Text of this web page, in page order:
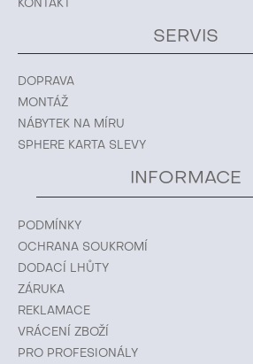
KONTAKT
SERVIS
DOPRAVA
MONTÁŽ
NÁBYTEK NA MÍRU
SPHERE KARTA SLEVY
INFORMACE
PODMÍNKY
OCHRANA SOUKROMÍ
DODACÍ LHŮTY
ZÁRUKA
REKLAMACE
VRÁCENÍ ZBOŽÍ
PRO PROFESIONÁLY